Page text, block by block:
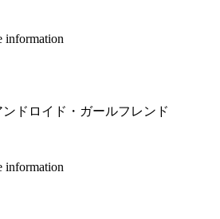
ドロイド・ガールフレンド